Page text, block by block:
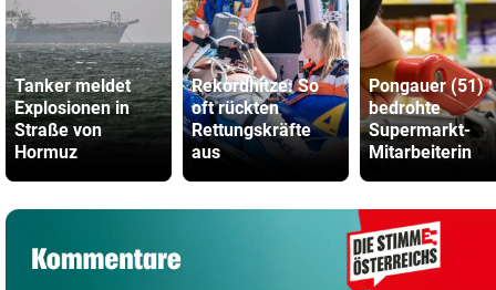
Tanker meldet
Explosionen in
Straße von
Hormuz
Rekordhitze: So
oft rückten
Rettungskräfte
aus
Pongauer (51)
bedrohte
Supermarkt-
Mitarbeiterin